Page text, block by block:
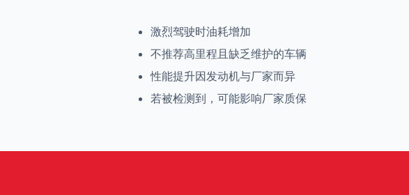
激烈驾驶时油耗增加
不推荐高里程且缺乏维护的车辆
性能提升因发动机与厂家而异
若被检测到，可能影响厂家质保